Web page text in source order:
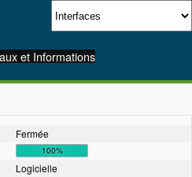
et Informations
Fermée
100%
Logicielle